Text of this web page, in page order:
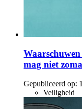
mag niet
Gepubliceerd op:
Veiligheid